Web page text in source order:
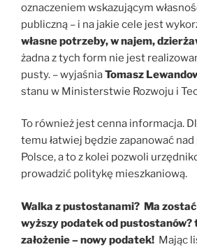
oznaczeniem wskazującym
publiczną – i na jakie cele jest
własne potrzeby, w najem,
żadna z tych form nie jest
pusty. – wyjaśniaTomasz
stanu w Ministerstwie Rozwoju i
To również jest cenna informacja.
temu łatwiej będzie zapanować
Polsce, a to z kolei pozwoli
prowadzić politykę mieszkaniową.
Walka z pustostanami? Ma
wyższy podatek od pustostanów?
założenie – nowy podatek! Mając